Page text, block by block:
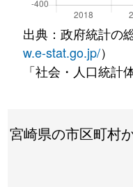
出典：政府統計の
w.e-stat.go.jp/）
「社会・人口統計
宮崎県の市区町村